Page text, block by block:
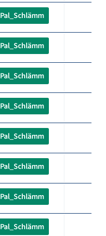
Pal_Schlämm
Pal_Schlämm
Pal_Schlämm
Pal_Schlämm
Pal_Schlämm
Pal_Schlämm
Pal_Schlämm
Pal_Schlämm